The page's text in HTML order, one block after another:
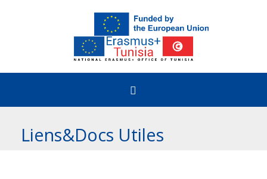
Accueil
Liens&Docs Utiles